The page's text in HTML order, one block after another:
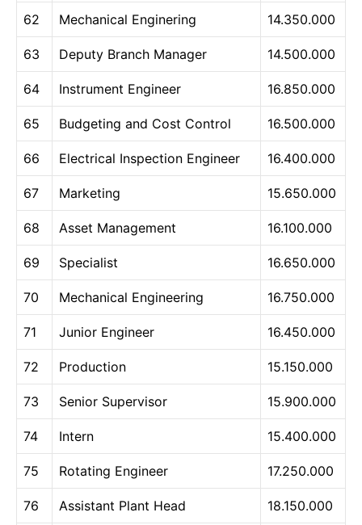
62 Mechanical Enginering 14.350.000
63 Deputy Branch Manager 14.500.000
64 Instrument Engineer 16.850.000
65 Budgeting and Cost Control 16.500.000
66 Electrical Inspection Engineer 16.400.000
67 Marketing 15.650.000
68 Asset Management 16.100.000
69 Specialist 16.650.000
70 Mechanical Engineering 16.750.000
71 Junior Engineer 16.450.000
72 Production 15.150.000
73 Senior Supervisor 15.900.000
74 Intern 15.400.000
75 Rotating Engineer 17.250.000
76 Assistant Plant Head 18.150.000